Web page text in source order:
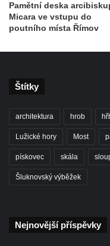
května u Pražské
Pamětní deska
Mělníku
Pamětní deska
muzea v Netolicích
Pamětní deska
Pamětní deska Aloise
Pamětní deska
Micara ve vstupu do
poutního místa Římov
Štítky
architektura hrob
Lužické hory Most
pískovec skála
Šluknovský výběžek
Nejnovější příspěvky